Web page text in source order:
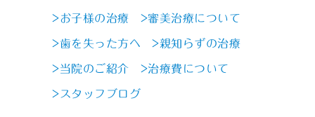
>お子様の治療 >審美治療について
>歯を失った方へ >親知らずの治療
>当院のご紹介 >治療費について
>スタッフブログ